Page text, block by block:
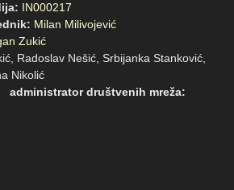
IN000217
Milan Milivojević
Zukić
Radoslav Nešić, Srbijanka Stanković,
Katarina Nikolić
administrator društvenih mreža: